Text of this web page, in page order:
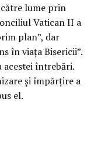
lume prin
Vatican II a
plan”, dar
în viața Bisericii”.
acestei întrebări.
și împărțire a
el.